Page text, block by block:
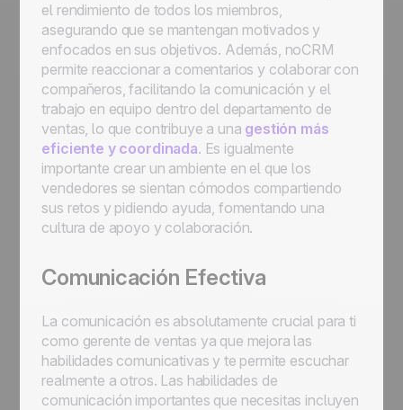
el rendimiento de todos los miembros,
asegurando que se mantengan motivados y
enfocados en sus objetivos. Además, noCRM
permite reaccionar a comentarios y colaborar con
compañeros, facilitando la comunicación y el
trabajo en equipo dentro del departamento de
ventas, lo que contribuye a una gestión más
eficiente y coordinada. Es igualmente
importante crear un ambiente en el que los
vendedores se sientan cómodos compartiendo
sus retos y pidiendo ayuda, fomentando una
cultura de apoyo y colaboración.
Comunicación Efectiva
La comunicación es absolutamente crucial para ti
como gerente de ventas ya que mejora las
habilidades comunicativas y te permite escuchar
realmente a otros. Las habilidades de
comunicación importantes que necesitas incluyen